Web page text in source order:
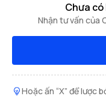
Chưa
Nhận tư vấn của
Hoặc ấn “X” để lược